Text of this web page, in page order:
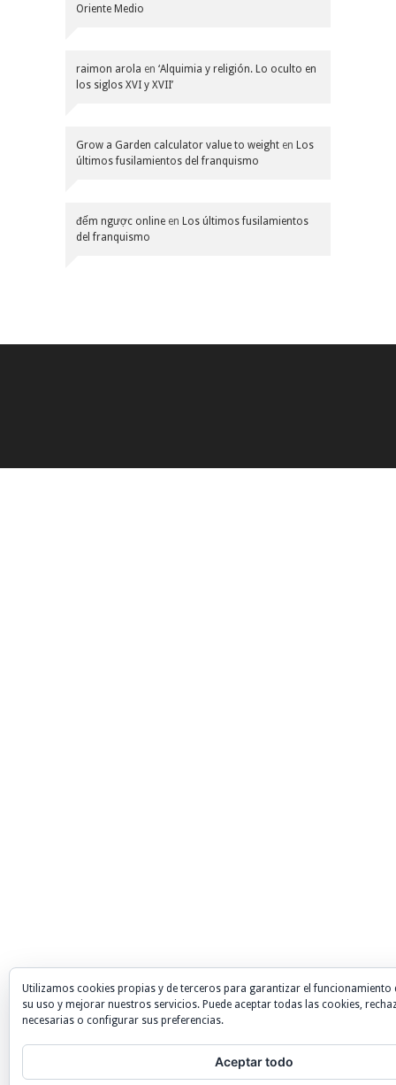
Oriente Medio
raimon arola en ‘Alquimia y religión. Lo oculto en
los siglos XVI y XVII’
Grow a Garden calculator value to weight en Los
últimos fusilamientos del franquismo
đếm ngược online en Los últimos fusilamientos
del franquismo
Utilizamos cookies propias y de terceros para garantizar el funcionamiento
su uso y mejorar nuestros servicios. Puede aceptar todas las cookies,
necesarias o configurar sus preferencias.
Aceptar todo